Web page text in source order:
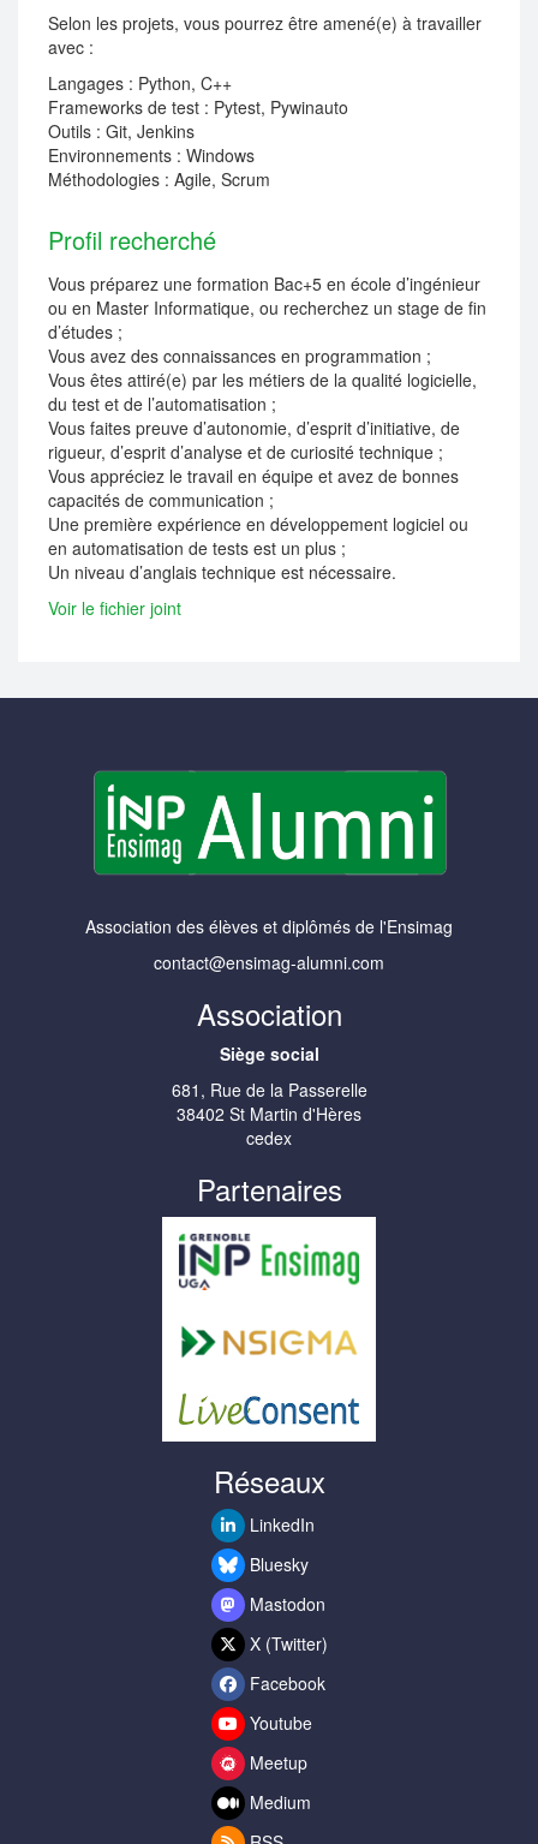
Selon les projets, vous pourrez être amené(e) à travailler
avec :
Langages : Python, C++
Frameworks de test : Pytest, Pywinauto
Outils : Git, Jenkins
Environnements : Windows
Méthodologies : Agile, Scrum
Profil recherché
Vous préparez une formation Bac+5 en école d’ingénieur
ou en Master Informatique, ou recherchez un stage de fin
d’études ;
Vous avez des connaissances en programmation ;
Vous êtes attiré(e) par les métiers de la qualité logicielle,
du test et de l’automatisation ;
Vous faites preuve d’autonomie, d’esprit d’initiative, de
rigueur, d’esprit d’analyse et de curiosité technique ;
Vous appréciez le travail en équipe et avez de bonnes
capacités de communication ;
Une première expérience en développement logiciel ou
en automatisation de tests est un plus ;
Un niveau d’anglais technique est nécessaire.
Voir le fichier joint
Association des élèves et diplômés de l'Ensimag
contact@ensimag-alumni.com
Association
Siège social
681, Rue de la Passerelle
38402 St Martin d'Hères
cedex
Partenaires
Réseaux
LinkedIn
Bluesky
Mastodon
X (Twitter)
Facebook
Youtube
Meetup
Medium